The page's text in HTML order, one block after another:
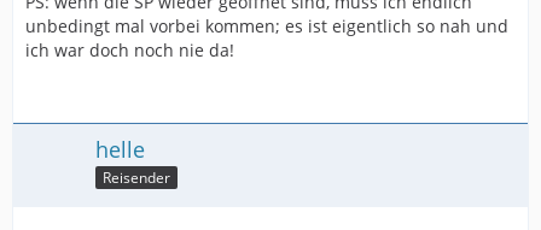
unbedingt mal vorbei kommen; es ist eigentlich so nah und
ich war doch noch nie da!
helle
Reisender